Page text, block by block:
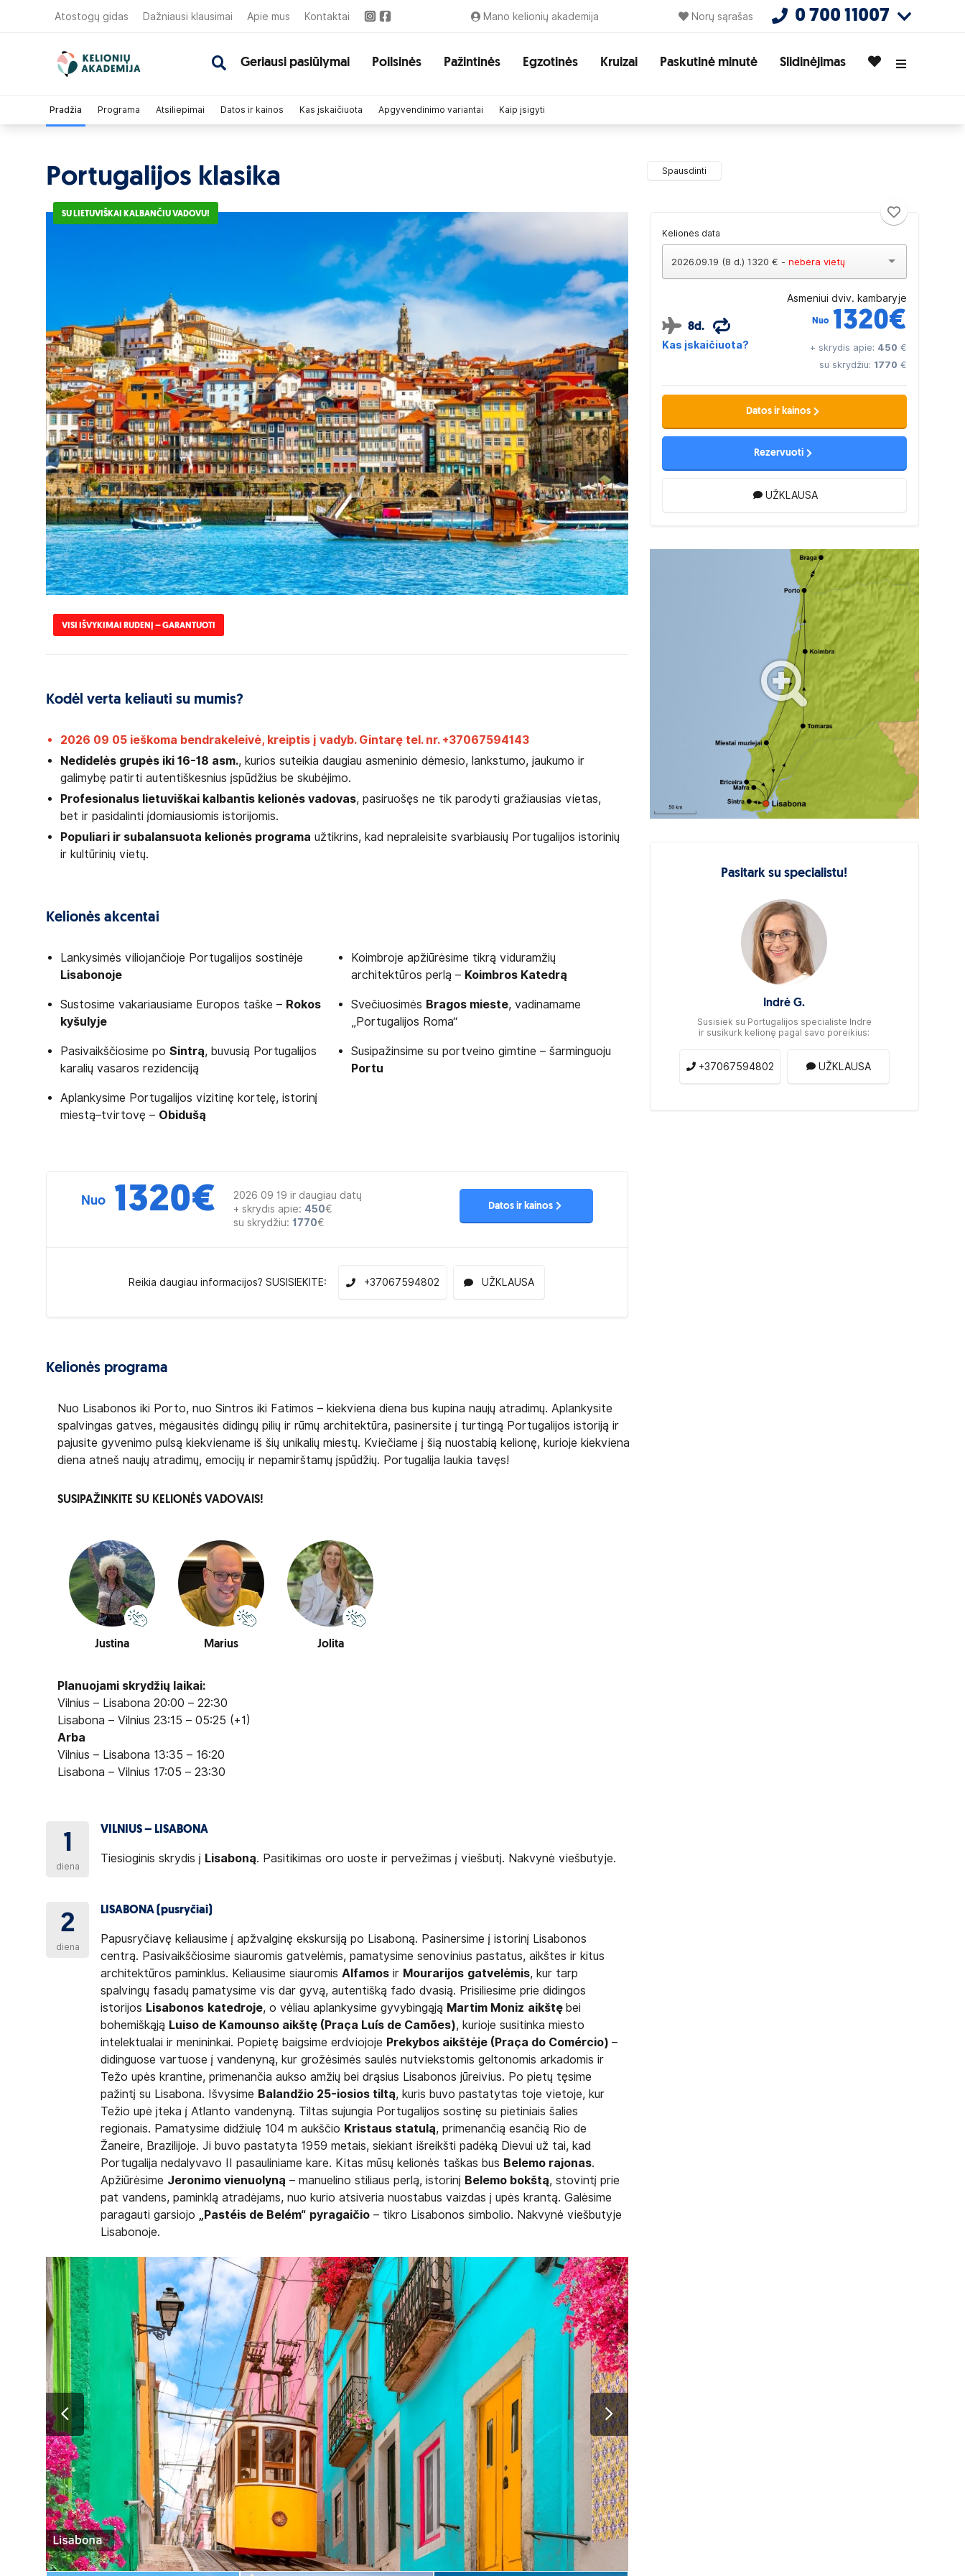
Atostogų gidas Dažniausi klausimai Apie mus Kontaktai Mano kelionių akademija Norų sąrašas 0 700 11007
Geriausi pasiūlymai Poilsinės Pažintinės Egzotinės Kruizai Paskutinė minutė Slidinėjimas
Portugalijos klasika Spausdinti
Pradžia Programa Atsiliepimai Datos ir kainos Kas įskaičiuota Apgyvendinimo variantai Kaip įsigyti
SU LIETUVIŠKAI KALBANČIU VADOVU!
VISI IŠVYKIMAI RUDENĮ – GARANTUOTI
Kodėl verta keliauti su mumis?
2026 09 05 ieškoma bendrakeleivė, kreiptis į vadyb. Gintarę tel. nr. +37067594143
Nedidelės grupės iki 16-18 asm., kurios suteikia daugiau asmeninio dėmesio, lankstumo, jaukumo ir
galimybę patirti autentiškesnius įspūdžius be skubėjimo.
Profesionalus lietuviškai kalbantis kelionės vadovas, pasiruošęs ne tik parodyti gražiausias vietas,
bet ir pasidalinti įdomiausiomis istorijomis.
Populiari ir subalansuota kelionės programa užtikrins, kad nepraleisite svarbiausių Portugalijos istorinių
ir kultūrinių vietų.
Kelionės akcentai
Lankysimės viliojančioje Portugalijos sostinėje
Lisabonoje
Sustosime vakariausiame Europos taške – Rokos
kyšulyje
Pasivaikščiosime po Sintrą, buvusią Portugalijos
karalių vasaros rezidenciją
Aplankysime Portugalijos vizitinę kortelę, istorinį
miestą–tvirtovę – Obidušą
Koimbroje apžiūrėsime tikrą viduramžių
architektūros perlą – Koimbros Katedrą
Svečiuosimės Bragos mieste, vadinamame
„Portugalijos Roma“
Susipažinsime su portveino gimtine – šarminguoju
Portu
Nuo 1320€
2026 09 19 ir daugiau datų
+ skrydis apie: 450€
su skrydžiu: 1770€
Datos ir kainos
Reikia daugiau informacijos? SUSISIEKITE: +37067594802 UŽKLAUSA
Kelionės programa
Nuo Lisabonos iki Porto, nuo Sintros iki Fatimos – kiekviena diena bus kupina naujų atradimų. Aplankysite
spalvingas gatves, mėgausitės didingų pilių ir rūmų architektūra, pasinersite į turtingą Portugalijos istoriją ir
pajusite gyvenimo pulsą kiekviename iš šių unikalių miestų. Kviečiame į šią nuostabią kelionę, kurioje kiekviena
diena atneš naujų atradimų, emocijų ir nepamirštamų įspūdžių. Portugalija laukia tavęs!
SUSIPAŽINKITE SU KELIONĖS VADOVAIS!
Justina Marius Jolita
Planuojami skrydžių laikai:
Vilnius – Lisabona 20:00 – 22:30
Lisabona – Vilnius 23:15 – 05:25 (+1)
Arba
Vilnius – Lisabona 13:35 – 16:20
Lisabona – Vilnius 17:05 – 23:30
1
diena
VILNIUS – LISABONA
Tiesioginis skrydis į Lisaboną. Pasitikimas oro uoste ir pervežimas į viešbutį. Nakvynė viešbutyje.
2
diena
LISABONA (pusryčiai)
Papusryčiavę keliausime į apžvalginę ekskursiją po Lisaboną. Pasinersime į istorinį Lisabonos
centrą. Pasivaikščiosime siauromis gatvelėmis, pamatysime senovinius pastatus, aikštes ir kitus
architektūros paminklus. Keliausime siauromisAlfamos ir Mourarijos gatvelėmis, kur tarp
spalvingų fasadų pamatysime vis dar gyvą, autentišką fado dvasią. Prisiliesime prie didingos
istorijos Lisabonos katedroje, o vėliau aplankysime gyvybingąją Martim Moniz aikštębei
bohemiškąją Luiso de Kamounso aikštę (Praça Luís de Camões), kurioje susitinka miesto
intelektualai ir menininkai. Popietę baigsime erdviojoje Prekybos aikštėje (Praça do Comércio)–
didinguose vartuose į vandenyną, kur grožėsimės saulės nutviekstomis geltonomis arkadomis ir
Težo upės krantine, primenančia aukso amžių bei drąsius Lisabonos jūreivius. Po pietų tęsime
pažintį su Lisabona. Išvysime Balandžio 25-iosios tiltą, kuris buvo pastatytas toje vietoje, kur
Težio upė įteka į Atlanto vandenyną. Tiltas sujungia Portugalijos sostinę su pietiniais šalies
regionais. Pamatysime didžiulę 104 m aukščio Kristaus statulą, primenančią esančią Rio de
Žaneire, Brazilijoje. Ji buvo pastatyta 1959 metais, siekiant išreikšti padėką Dievui už tai, kad
Portugalija nedalyvavo II pasauliniame kare. Kitas mūsų kelionės taškas bus Belemo rajonas.
Apžiūrėsime Jeronimo vienuolyną – manuelino stiliaus perlą, istorinį Belemo bokštą, stovintį prie
pat vandens, paminklą atradėjams, nuo kurio atsiveria nuostabus vaizdas į upės krantą. Galėsime
paragauti garsiojo „Pastéis de Belém“ pyragaičio – tikro Lisabonos simbolio. Nakvynė viešbutyje
Lisabonoje.
Kelionės data
2026.09.19 (8 d.) 1320 € - nebėra vietų
Asmeniui dviv. kambaryje
8d.
Nuo 1320€
Kas įskaičiuota? + skrydis apie: 450 €
su skrydžiu: 1770 €
Datos ir kainos
Rezervuoti
UŽKLAUSA
Pasitark su specialistu!
Indrė G.
Susisiek su Portugalijos specialiste Indre
ir susikurk kelionę pagal savo poreikius:
+37067594802 UŽKLAUSA